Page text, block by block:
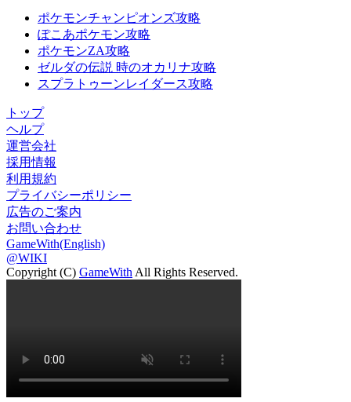
ポケモンチャンピオンズ攻略
ぽこあポケモン攻略
ポケモンZA攻略
ゼルダの伝説 時のオカリナ攻略
スプラトゥーンレイダース攻略
トップ
ヘルプ
運営会社
採用情報
利用規約
プライバシーポリシー
広告のご案内
お問い合わせ
GameWith(English)
@WIKI
Copyright (C) GameWith All Rights Reserved.